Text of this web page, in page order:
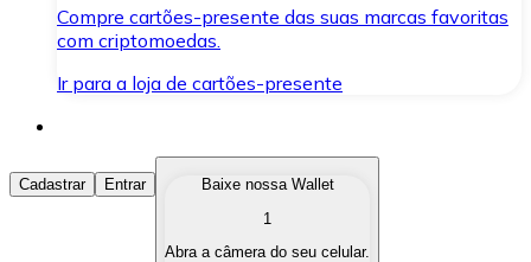
Compre cartões-presente das suas marcas favoritas
com criptomoedas.
Ir para a loja de cartões-presente
Comprar Criptomoedas
Compre as criptomoedas de seu interesse de forma
Cadastrar Entrar
Baixe nossa Wallet
1
Abra a câmera do seu celular.